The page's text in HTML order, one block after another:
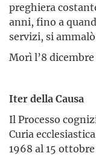
preghiera
anni, fino a
servizi, si
Morì l’8 dicembre
Iter della Causa
Il Processo
Curia
1968 al 15